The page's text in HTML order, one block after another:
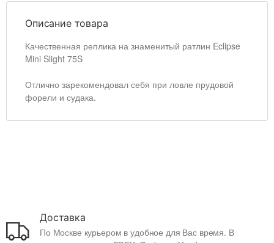
Описание товара
Качественная реплика на знаменитый ратлин Eclipse
Mini Slight 75S
Отлично зарекомендовал себя при ловле прудовой
форели и судака.
Доставка
По Москве курьером в удобное для Вас время. В